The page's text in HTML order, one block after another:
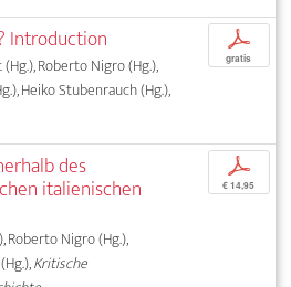
Introduction
Roberto Nigro (Hg.),
Heiko Stubenrauch (Hg.),
p
gratis
des
italienischen
Roberto Nigro (Hg.),
Kritische
p
€ 14,95